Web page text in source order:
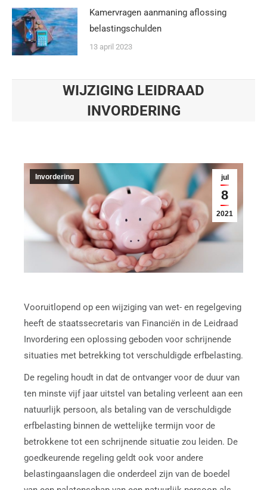
Kamervragen aanmaning aflossing
belastingschulden
13 april 2023
WIJZIGING LEIDRAAD
INVORDERING
jul
8
2021
Invordering
Vooruitlopend op een wijziging van wet- en regelgeving
heeft de staatssecretaris van Financiën in de Leidraad
Invordering een oplossing geboden voor schrijnende
situaties met betrekking tot verschuldigde erfbelasting.
De regeling houdt in dat de ontvanger voor de duur van
ten minste vijf jaar uitstel van betaling verleent aan een
natuurlijk persoon, als betaling van de verschuldigde
erfbelasting binnen de wettelijke termijn voor de
betrokkene tot een schrijnende situatie zou leiden. De
goedkeurende regeling geldt ook voor andere
belastingaanslagen die onderdeel zijn van de boedel